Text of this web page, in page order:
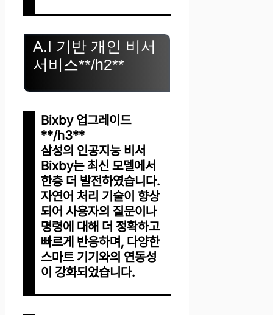
A.I 기반 개인 비서
서비스**/h2**
Bixby 업그레이드
**/h3**
삼성의 인공지능 비서
Bixby는 최신 모델에서
한층 더 발전하였습니다.
자연어 처리 기술이 향상
되어 사용자의 질문이나
명령에 대해 더 정확하고
빠르게 반응하며, 다양한
스마트 기기와의 연동성
이 강화되었습니다.